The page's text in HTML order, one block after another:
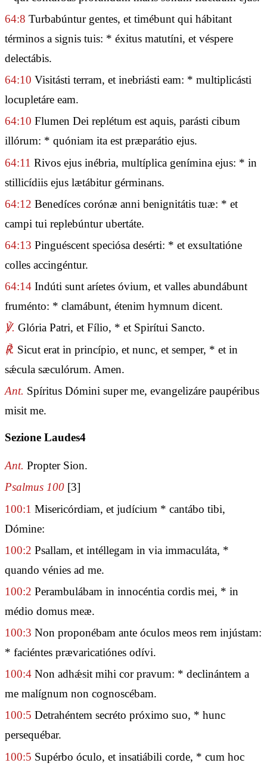
64:8 Turbabúntur gentes, et timébunt qui hábitant
términos a signis tuis: * éxitus matutíni, et véspere
delectábis.
64:10 Visitásti terram, et inebriásti eam: * multiplicásti
locupletáre eam.
64:10 Flumen Dei replétum est aquis, parásti cibum
illórum: * quóniam ita est præparátio ejus.
64:11 Rivos ejus inébria, multíplica genímina ejus: * in
stillicídiis ejus lætábitur gérminans.
64:12 Benedíces corónæ anni benignitátis tuæ: * et
campi tui replebúntur ubertáte.
64:13 Pinguéscent speciósa desérti: * et exsultatióne
colles accingéntur.
64:14 Indúti sunt aríetes óvium, et valles abundábunt
fruménto: * clamábunt, étenim hymnum dicent.
℣. Glória Patri, et Fílio, * et Spirítui Sancto.
℟. Sicut erat in princípio, et nunc, et semper, * et in
sǽcula sæculórum. Amen.
Ant. Spíritus Dómini super me, evangelizáre paupéribus
misit me.
Sezione Laudes4
Ant. Propter Sion.
Psalmus 100 [3]
100:1 Misericórdiam, et judícium * cantábo tibi,
Dómine:
100:2 Psallam, et intéllegam in via immaculáta, *
quando vénies ad me.
100:2 Perambulábam in innocéntia cordis mei, * in
médio domus meæ.
100:3 Non proponébam ante óculos meos rem injústam:
* faciéntes prævaricatiónes odívi.
100:4 Non adhǽsit mihi cor pravum: * declinántem a
me malígnum non cognoscébam.
100:5 Detrahéntem secréto próximo suo, * hunc
persequébar.
100:5 Supérbo óculo, et insatiábili corde, * cum hoc